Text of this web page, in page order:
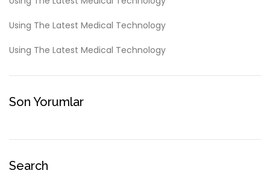
Using The Latest Medical Technology
Using The Latest Medical Technology
Son Yorumlar
Search